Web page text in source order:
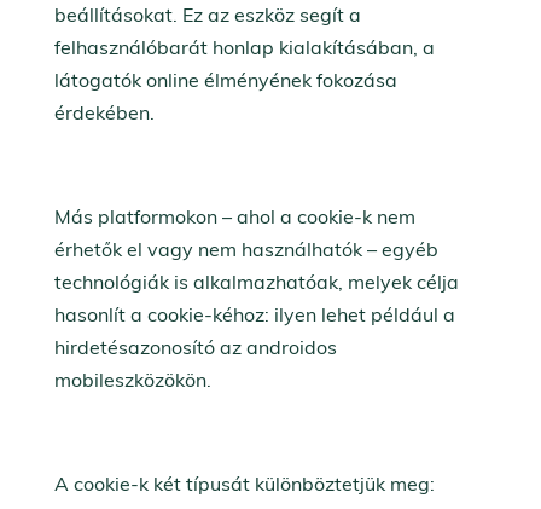
beállításokat. Ez az eszköz segít a
felhasználóbarát honlap kialakításában, a
látogatók online élményének fokozása
érdekében.
Más platformokon – ahol a cookie-k nem
érhetők el vagy nem használhatók – egyéb
technológiák is alkalmazhatóak, melyek célja
hasonlít a cookie-kéhoz: ilyen lehet például a
hirdetésazonosító az androidos
mobileszközökön.
A cookie-k két típusát különböztetjük meg: